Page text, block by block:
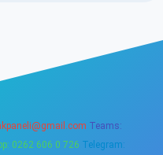
Teams:
0262 606 0 726 Telegram: